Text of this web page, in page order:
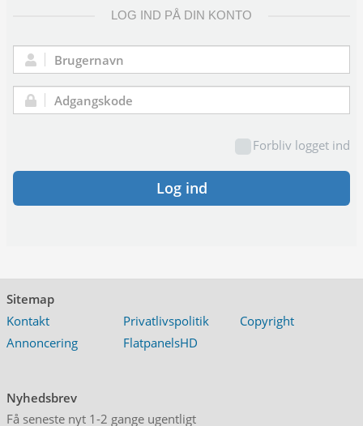
LOG IND PÅ DIN KONTO
Brugernavn:
Adgangskode:
Forbliv logget ind
Log ind
Sitemap
Kontakt
Privatlivspolitik
Copyright
Annoncering
FlatpanelsHD
Nyhedsbrev
Få seneste nyt 1-2 gange ugentligt